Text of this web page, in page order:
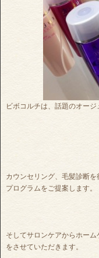
ビボコルチは、話題のオー
カウンセリング、毛髪診断
プログラムをご提案します。
そしてサロンケアからホー
をさせていただきます。